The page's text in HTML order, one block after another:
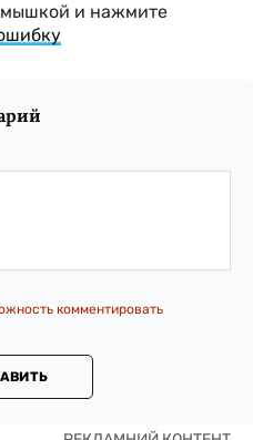
мышкой и нажмите
комментировать